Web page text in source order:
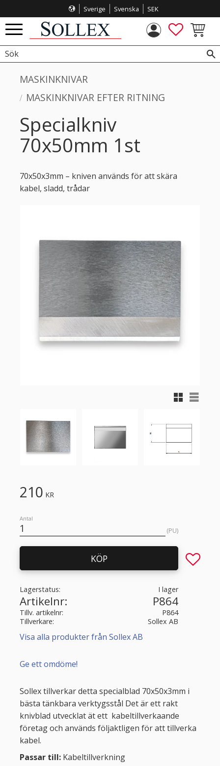
Meny
Sverige Svenska SEK
FAVORITER
MASKINKNIVAR
MASKINKNIVAR EFTER RITNING
Specialkniv
70x50mm 1st
70x50x3mm – kniven används för att skära
kabel, sladd, trådar
Rutnätsvy
Listvy
210 KR
Antal
PU
KÖP Lägg till
Lagerstatus I lager
Artikelnr P864
Tillv. artikelnr
P864
Tillverkare
Sollex AB
Visa alla produkter från Sollex AB
Ge ett omdöme!
Sollex tillverkar detta specialblad 70x50x3mm i
bästa tänkbara verktygsstål Det är ett rakt
knivblad utvecklat ät ett kabeltillverkaande
företag och används följaktligen för att tillverka
kabel.
Passar till: Kabeltillverkning